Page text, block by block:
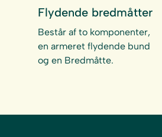
Flydende bredmåtter
Består af to komponenter,
en armeret flydende bund
og en Bredmåtte.